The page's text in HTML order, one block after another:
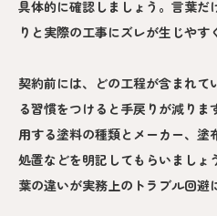
具体的に確認しましょう。言葉だ
りと実際の工事にズレが生じやす
契約前には、どの工程が含まれ
る習慣をつけると手戻りが減り
用する塗料の種類とメーカー、塗
処置などを明記してもらいましょ
葉の違いが実務上のトラブル回避